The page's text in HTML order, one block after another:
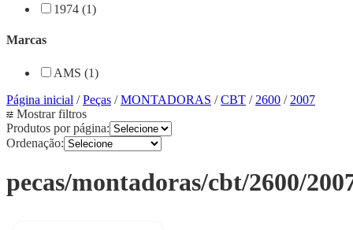
1974 (1)
Marcas
AMS (1)
Página inicial /Peças /MONTADORAS /CBT / 2600 / 2007
Mostrar filtros
Produtos por página:
Ordenação:
pecas/montadoras/cbt/2600/